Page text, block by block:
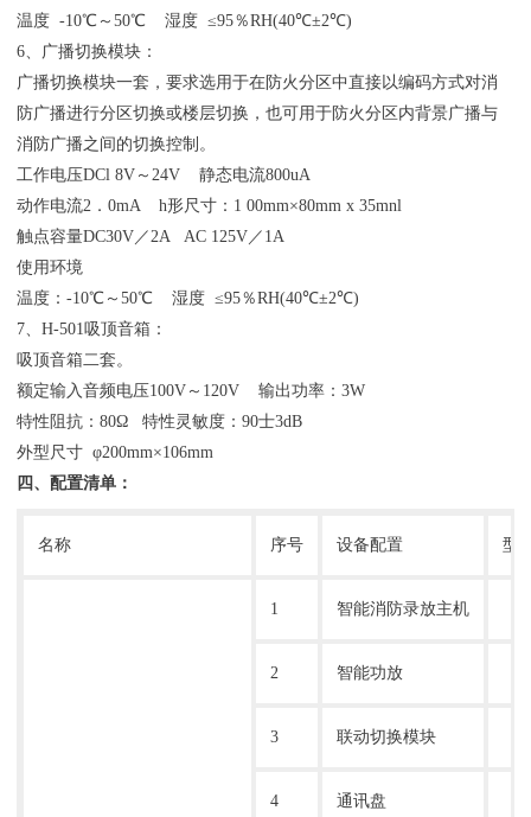
温度 -10℃～50℃ 湿度 ≤95％RH(40℃±2℃)
6、广播切换模块：
广播切换模块一套，要求选用于在防火分区中直接以编码方式对消
防广播进行分区切换或楼层切换，也可用于防火分区内背景广播与
消防广播之间的切换控制。
工作电压DCl 8V～24V 静态电流800uA
动作电流2．0mA h形尺寸：1 00mm×80mm x 35mnl
触点容量DC30V／2A AC 125V／1A
使用环境
温度：-10℃～50℃ 湿度 ≤95％RH(40℃±2℃)
7、H-501吸顶音箱：
吸顶音箱二套。
额定输入音频电压100V～120V 输出功率：3W
特性阻抗：80Ω 特性灵敏度：90士3dB
外型尺寸 φ200mm×106mm
四、配置清单：
名称 序号 设备配置 型
1 智能消防录放主机
2 智能功放
3 联动切换模块
4 通讯盘